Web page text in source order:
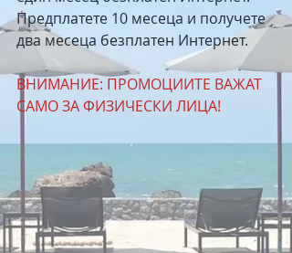
Предплатете 10 месеца и получете
два месеца безплатен Интернет.
ВНИМАНИЕ: ПРОМОЦИИТЕ ВАЖАТ
САМО ЗА ФИЗИЧЕСКИ ЛИЦА!